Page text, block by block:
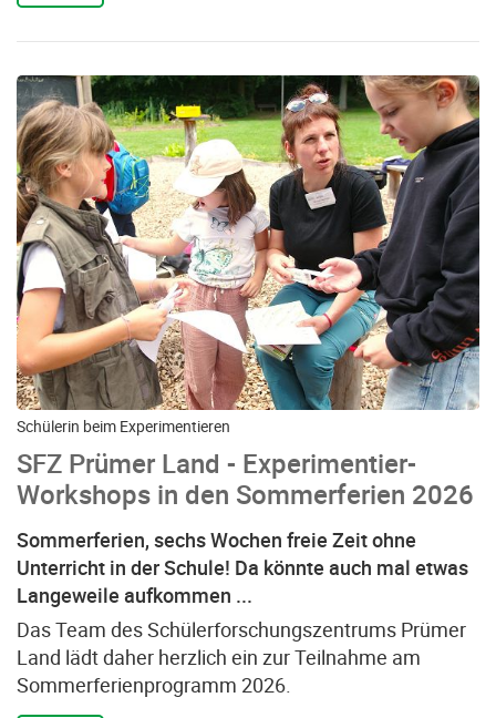
Schülerin beim Experimentieren
SFZ Prümer Land - Experimentier-
Workshops in den Sommerferien 2026
Sommerferien, sechs Wochen freie Zeit ohne
Unterricht in der Schule! Da könnte auch mal etwas
Langeweile aufkommen ...
Das Team des Schülerforschungszentrums Prümer
Land lädt daher herzlich ein zur Teilnahme am
Sommerferienprogramm 2026.